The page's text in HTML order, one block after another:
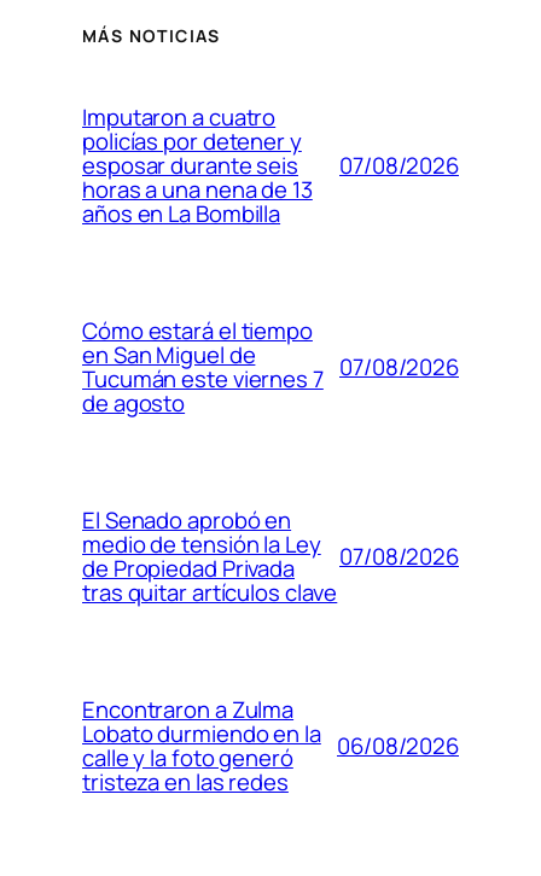
MÁS NOTICIAS
Imputaron a cuatro
policías por detener y
esposar durante seis
horas a una nena de 13
años en La Bombilla
07/08/2026
Cómo estará el tiempo
en San Miguel de
Tucumán este viernes 7
de agosto
07/08/2026
El Senado aprobó en
medio de tensión la Ley
de Propiedad Privada
tras quitar artículos clave
07/08/2026
Encontraron a Zulma
Lobato durmiendo en la
calle y la foto generó
tristeza en las redes
06/08/2026